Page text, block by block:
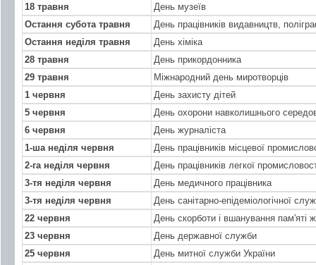
18 травня
День музеїв
Остання субота травня
День працівників видавництв,
Остання неділя травня
День хіміка
28 травня
День прикордонника
29 травня
Міжнародний день миротворців
1 червня
День захисту дітей
5 червня
День охорони навколишнього
6 червня
День журналіста
1-ша неділя червня
День працівників місцевої
2-га неділя червня
День працівників легкої
3-тя неділя червня
День медичного працівника
3-тя неділя червня
День санітарно-епідеміологічної
22 червня
День скорботи і вшанування пам'яті
23 червня
День державної служби
25 червня
День митної служби України